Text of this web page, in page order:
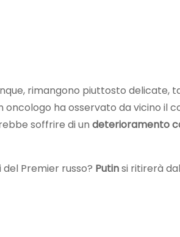
rimangono piuttosto delicate,
oncologo ha osservato da vicino il
soffrire di un deterioramento
del Premier russo? Putinsi ritirerà